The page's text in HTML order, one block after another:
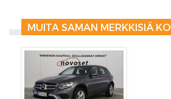
MUITA SAMAN MERKKISIÄ